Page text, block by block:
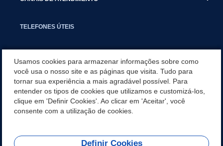
TELEFONES ÚTEIS
NOTÍCIAS
APLICATIVO
Usamos cookies para armazenar informações sobre como
você usa o nosso site e as páginas que visita. Tudo para
tornar sua experiência a mais agradável possível. Para
entender os tipos de cookies que utilizamos e customizá-los,
clique em 'Definir Cookies'. Ao clicar em 'Aceitar', você
consente com a utilização de cookies.
Definir Cookies